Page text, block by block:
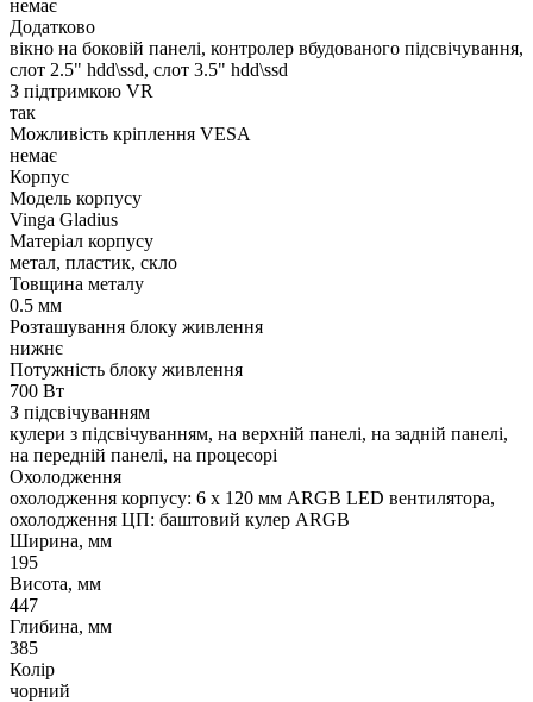
немає
Додатково
вікно на боковій панелі, контролер вбудованого підсвічування,
слот 2.5" hdd\ssd, слот 3.5" hdd\ssd
З підтримкою VR
так
Можливість кріплення VESA
немає
Корпус
Модель корпусу
Vinga Gladius
Матеріал корпусу
метал, пластик, скло
Товщина металу
0.5 мм
Розташування блоку живлення
нижнє
Потужність блоку живлення
700 Вт
З підсвічуванням
кулери з підсвічуванням, на верхній панелі, на задній панелі,
на передній панелі, на процесорі
Охолодження
охолодження корпусу: 6 x 120 мм ARGB LED вентилятора,
охолодження ЦП: баштовий кулер ARGB
Ширина, мм
195
Висота, мм
447
Глибина, мм
385
Колір
чорний